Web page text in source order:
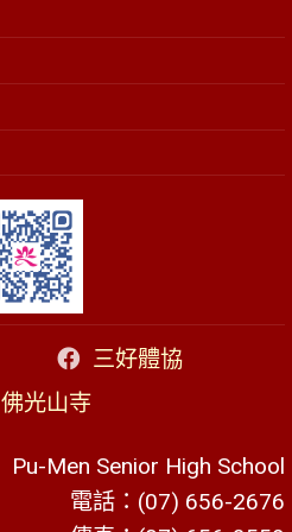
三好體協
佛光山寺
Pu-Men Senior High School
電話：(07) 656-2676